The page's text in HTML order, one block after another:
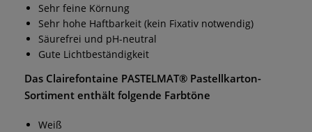
Sehr feine Körnung
Sehr hohe Haftbarkeit (kein Fixativ notwendig)
Säurefrei und pH-neutral
Gute Lichtbeständigkeit
Das Clairefontaine PASTELMAT® Pastellkarton-
Sortiment enthält folgende Farbtöne
Weiß